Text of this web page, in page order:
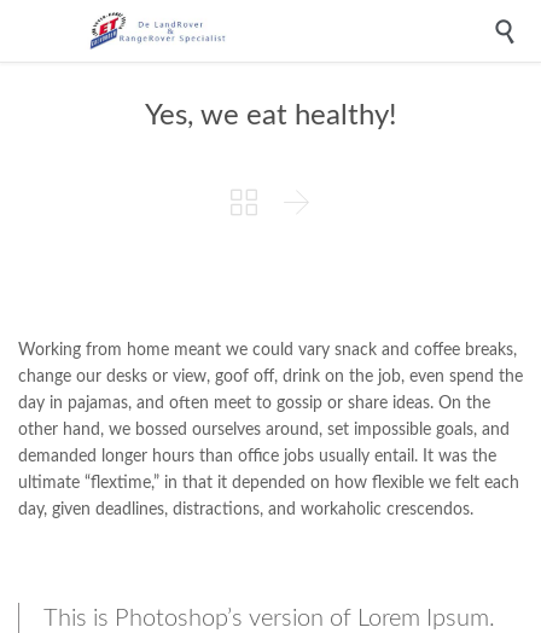

Yes, we eat healthy!
 
Working from home meant we could vary snack and coffee breaks,
change our desks or view, goof off, drink on the job, even spend the
day in pajamas, and often meet to gossip or share ideas. On the
other hand, we bossed ourselves around, set impossible goals, and
demanded longer hours than office jobs usually entail. It was the
ultimate “flextime,” in that it depended on how flexible we felt each
day, given deadlines, distractions, and workaholic crescendos.
This is Photoshop’s version of Lorem Ipsum.